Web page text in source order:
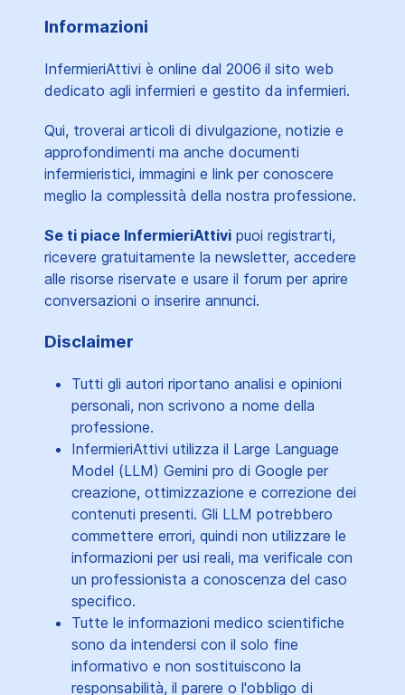
Informazioni
InfermieriAttivi è online dal 2006 il sito web
dedicato agli infermieri e gestito da infermieri.
Qui, troverai articoli di divulgazione, notizie e
approfondimenti ma anche documenti
infermieristici, immagini e link per conoscere
meglio la complessità della nostra professione.
Se ti piace InfermieriAttivi puoi registrarti,
ricevere gratuitamente la newsletter, accedere
alle risorse riservate e usare il forum per aprire
conversazioni o inserire annunci.
Disclaimer
Tutti gli autori riportano analisi e opinioni
personali, non scrivono a nome della
professione.
InfermieriAttivi utilizza il Large Language
Model (LLM) Gemini pro di Google per
creazione, ottimizzazione e correzione dei
contenuti presenti. Gli LLM potrebbero
commettere errori, quindi non utilizzare le
informazioni per usi reali, ma verificale con
un professionista a conoscenza del caso
specifico.
Tutte le informazioni medico scientifiche
sono da intendersi con il solo fine
informativo e non sostituiscono la
responsabilità, il parere o l'obbligo di